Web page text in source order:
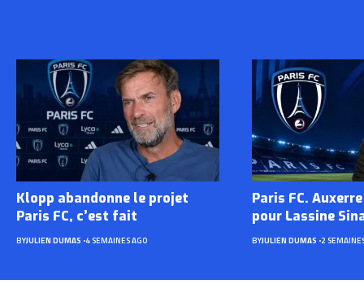
Klopp abandonne le projet
Paris FC, c’est fait
BYJULIEN DUMAS 4 SEMAINES AGO
Paris FC.
pour Lassine
BYJULIEN DUMAS 2